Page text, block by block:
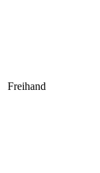
Freihand